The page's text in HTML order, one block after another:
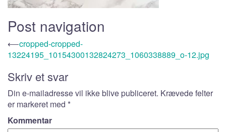
Post navigation
⟵cropped-cropped-
13224195_10154300132824273_1060338889_o-12.jpg
Skriv et svar
Din e-mailadresse vil ikke blive publiceret. Krævede felter
er markeret med *
Kommentar